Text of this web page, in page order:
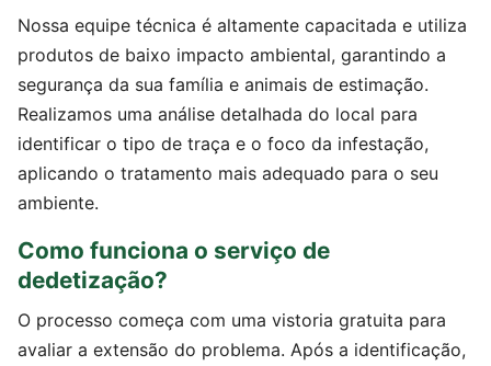
Nossa equipe técnica é altamente capacitada e utiliza
produtos de baixo impacto ambiental, garantindo a
segurança da sua família e animais de estimação.
Realizamos uma análise detalhada do local para
identificar o tipo de traça e o foco da infestação,
aplicando o tratamento mais adequado para o seu
ambiente.
Como funciona o serviço de
dedetização?
O processo começa com uma vistoria gratuita para
avaliar a extensão do problema. Após a identificação,